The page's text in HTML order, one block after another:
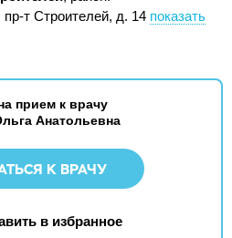
пр-т Строителей, д. 14 показать
прием к врачу
Анатольевна
К ВРАЧУ
в избранное